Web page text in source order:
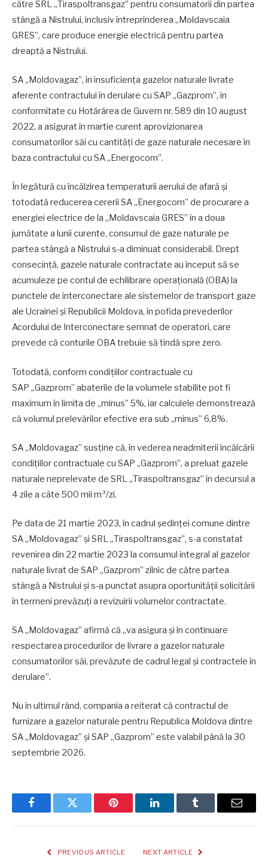
către SRL „Tiraspoltransgaz” pentru consumatorii din partea
stângă a Nistrului, inclusiv întreprinderea „Moldavscaia
GRES”, care produce energie electrică pentru partea
dreaptă a Nistrului.
SA „Moldovagaz”, în insuficiența gazelor naturale livrate
aferente contractului în derulare cu SAP „Gazprom”, în
conformitate cu Hotărârea de Guvern nr. 589 din 10 august
2022, a asigurat în martie curent aprovizionarea
consumatorilor săi cu cantități de gaze naturale necesare în
baza contractului cu SA „Energocom”.
În legătură cu încălzirea temperaturii aerului de afară și
totodată reducerea cererii SA „Energocom” de procurare a
energiei electrice de la „Moldavscaia GRES” în a doua
jumătate a lunii curente, consumul de gaze naturale pe
partea stângă a Nistrului s-a diminuat considerabil. Drept
consecință, gazele naturale contractate au început să se
acumuleze pe contul de echilibrare operațională (OBA) la
punctele de interconectare ale sistemelor de transport gaze
ale Ucrainei și Republicii Moldova, în pofida prevederilor
Acordului de Interconectare semnat de operatori, care
prevede că conturile OBA trebuie să tindă spre zero.
Totodată, conform condițiilor contractuale cu
SAP „Gazprom” abaterile de la volumele stabilite pot fi
maximum în limita de „minus” 5%, iar calculele demonstrează
că volumul prelevărilor efective era sub „minus” 6,8%.
SA „Moldovagaz” susține că, în vederea neadmiterii încălcării
condițiilor contractuale cu SAP „Gazprom”, a preluat gazele
naturale neprelevate de SRL „Tiraspoltransgaz” în decursul a
4 zile a câte 500 mii m³/zi.
Pe data de 21 martie 2023, în cadrul ședinței comune dintre
SA „Moldovagaz” și SRL „Tiraspoltransgaz”, s-a constatat
revenirea din 22 martie 2023 la consumul integral al gazelor
naturale livrat de SAP „Gazprom” zilnic de către partea
stângă a Nistrului și s-a punctat asupra oportunității solicitării
în termeni prevăzuți a revizuirii volumelor contractate.
SA „Moldovagaz” afirmă că „va asigura și în continuare
respectarea procedurilor de livrare a gazelor naturale
consumatorilor săi, prevăzute de cadrul legal și contractele în
derulare”.
Nu în ultimul rând, compania a reiterat că contractul de
furnizare a gazelor naturale pentru Republica Moldova dintre
SA „Moldovagaz” și SAP „Gazprom” este valabil până la 30
septembrie 2026.
FacebookTwitter Pinterest LinkedInTumblr Email
PREVIOUS ARTICLE NEXT ARTICLE